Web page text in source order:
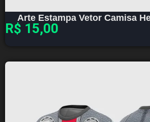
Arte Estampa Vetor Camisa
R$ 15,00